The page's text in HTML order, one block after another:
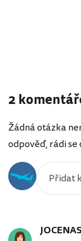
2
Žádná otázka
odpověď, rádi se